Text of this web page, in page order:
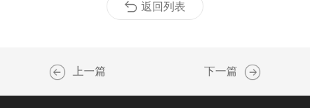
返回列表
上一篇 下一篇